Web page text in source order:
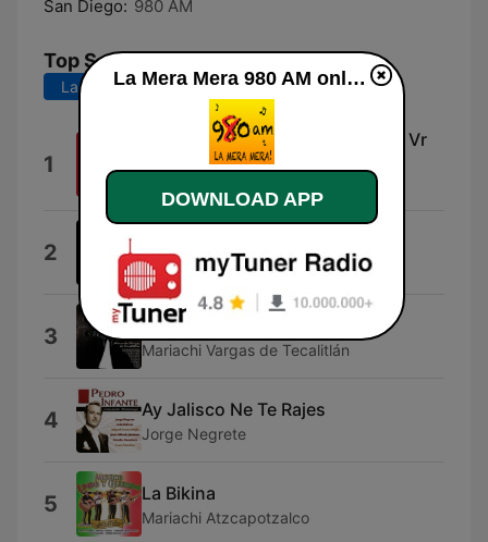
San Diego: 980 AM
Top Songs
Last 7 days Last 30 days
1
Interlude (About This Concert's Vr
and 8k Experience) [Live]
Al Walser
2 Gallos
3 Las Alazanas
Mariachi Vargas de Tecalitlán
4 Ay Jalisco Ne Te Rajes
Jorge Negrete
5 La Bikina
Mariachi Atzcapotzalco
La Mera Mera 980 AM online
DOWNLOAD APP